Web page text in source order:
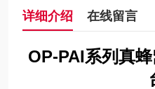
详细介绍 在线留言
OP-PAI系列真